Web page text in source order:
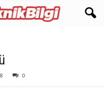
0